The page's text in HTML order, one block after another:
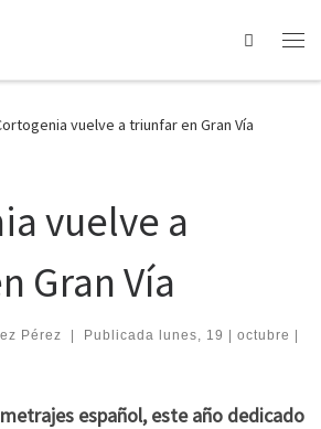
Search
vuelve a triunfar en Gran Vía
vuelve a
Gran Vía
Pérez | Publicada lunes, 19 | octubre |
español, este año dedicado